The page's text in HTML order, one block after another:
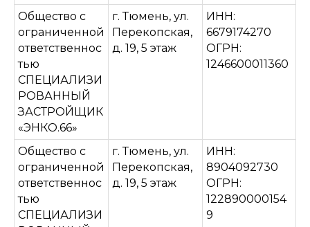
Общество с
ограниченной
ответственнос
тью
СПЕЦИАЛИЗИ
РОВАННЫЙ
ЗАСТРОЙЩИК
«ЭНКО.66»
г. Тюмень, ул.
Перекопская,
д. 19, 5 этаж
ИНН:
6679174270
ОГРН:
1246600011360
Общество с
ограниченной
ответственнос
тью
СПЕЦИАЛИЗИ
г. Тюмень, ул.
Перекопская,
д. 19, 5 этаж
ИНН:
8904092730
ОГРН:
122890000154
9